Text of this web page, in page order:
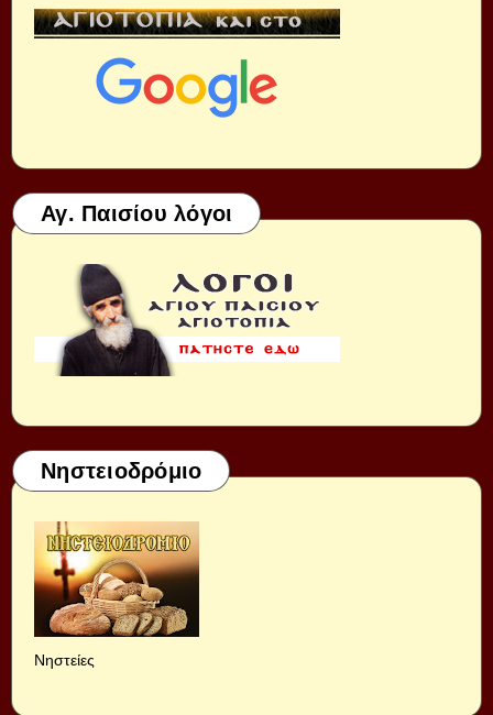
Αγ. Παισίου λόγοι
Νηστειοδρόμιο
Νηστείες